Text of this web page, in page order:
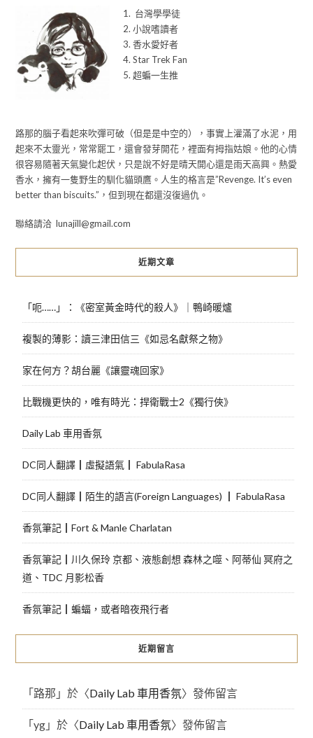
1. 台灣學學徒
2. 小說嗜讀者
3. 香水愛好者
4. Star Trek Fan
5. 超蝙一生推
路那的腦子看起來吹彈可破（但是是中空的），事實上灌滿了水泥，用
起來不太靈光，常常罷工，還會發芽開花，裡面有拇指姑娘。他的心情
很容易隨著天氣變化起伏，只是說不好是晴天開心還是雨天高興。熱愛
香水，擁有一隻野生的馴化貓頭鷹。人生的格言是”Revenge. It’s even
better than biscuits.”，但到現在都還沒復過仇。
聯絡請洽 lunajill@gmail.com
近期文章
「呃……」：《密室黃金時代的殺人》｜鴨崎暖爐
複製的薄影：讀三津田信三《如忌名獻祭之物》
家在何方？胡台麗《讓靈魂回家》
比戰機更快的，唯有時光：捍衛戰士2《獨行俠》
Daily Lab 車用香氛
DC同人翻譯┃虛擬語氣┃ FabulaRasa
DC同人翻譯┃陌生的語言(Foreign Languages) ┃ FabulaRasa
香氛筆記┃Fort & Manle Charlatan
香氛筆記┃川久保玲 京都、液態創想 森林之噬、阿蒂仙 冥府之
道、TDC 月影松香
香氛筆記┃蝙蝠，或者暗夜飛行者
近期留言
「路那 」於〈Daily Lab 車用香氛〉發佈留言
「yg」於〈Daily Lab 車用香氛〉發佈留言